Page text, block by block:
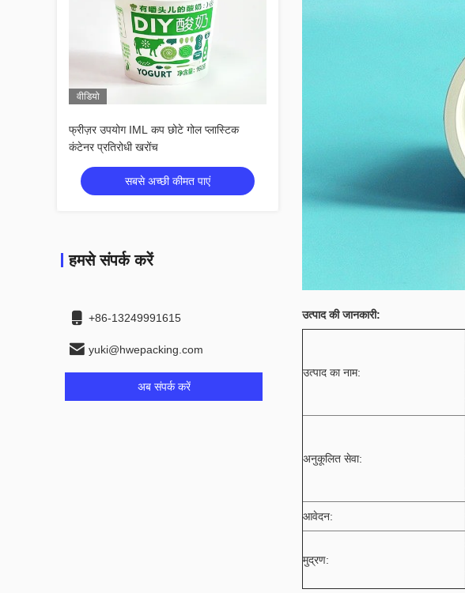
वीडियो
फ्रीज़र उपयोग IML कप छोटे गोल प्लास्टिक
कंटेनर प्रतिरोधी खरोंच
सबसे अच्छी कीमत पाएं
हमसे संपर्क करें
+86-13249991615
yuki@hwepacking.com
अब संपर्क करें
उत्पाद की जानकारी:
उत्पाद का नाम:
अनुकूलित सेवा:
आवेदन:
मुद्रण: